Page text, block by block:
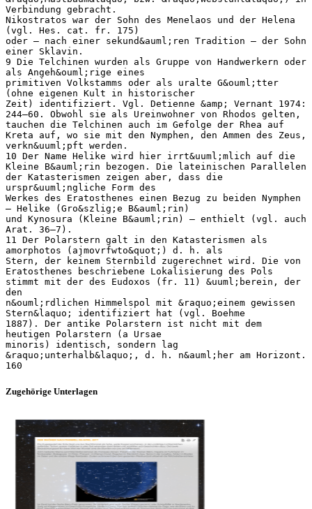
Verbindung gebracht.
Nikostratos war der Sohn des Menelaos und der Helena
(vgl. Hes. cat. fr. 175)
oder – nach einer sekund&auml;ren Tradition – der Sohn
einer Sklavin.
9 Die Telchinen wurden als Gruppe von Handwerkern oder
als Angeh&ouml;rige eines
primitiven Volkstamms oder als uralte G&ouml;tter
(ohne eigenen Kult in historischer
Zeit) identifiziert. Vgl. Detienne &amp; Vernant 1974:
244–60. Obwohl sie als Ureinwohner von Rhodos gelten,
tauchen die Telchinen auch im Gefolge der Rhea auf
Kreta auf, wo sie mit den Nymphen, den Ammen des Zeus,
verkn&uuml;pft werden.
10 Der Name Helike wird hier irrt&uuml;mlich auf die
Kleine B&auml;rin bezogen. Die lateinischen Parallelen
der Katasterismen zeigen aber, dass die
urspr&uuml;ngliche Form des
Werkes des Eratosthenes einen Bezug zu beiden Nymphen
– Helike (Gro&szlig;e B&auml;rin)
und Kynosura (Kleine B&auml;rin) – enthielt (vgl. auch
Arat. 36–7).
11 Der Polarstern galt in den Katasterismen als
amorphotos (ajmovrfwto&quot;) d. h. als
Stern, der keinem Sternbild zugerechnet wird. Die von
Eratosthenes beschriebene Lokalisierung des Pols
stimmt mit der des Eudoxos (fr. 11) &uuml;berein, der
den
n&ouml;rdlichen Himmelspol mit &raquo;einem gewissen
Stern&laquo; identifiziert hat (vgl. Boehme
1887). Der antike Polarstern ist nicht mit dem
heutigen Polarstern (a Ursae
minoris) identisch, sondern lag
&raquo;unterhalb&laquo;, d. h. n&auml;her am Horizont.
Zugehörige Unterlagen